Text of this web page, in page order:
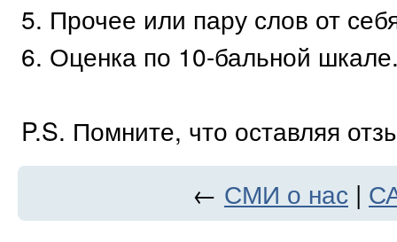
5. Прочее или пару слов от
6. Оценка по 10-бальной
P.S. Помните, что оставляя
← СМИ о нас |